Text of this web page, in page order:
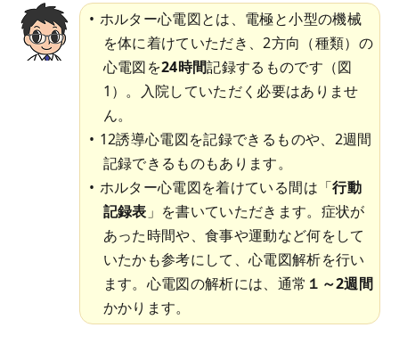
ホルター心電図とは、電極と小型の機械
を体に着けていただき、2方向（種類）の
心電図を24時間記録するものです（図
1）。入院していただく必要はありませ
ん。
12誘導心電図を記録できるものや、2週間
記録できるものもあります。
ホルター心電図を着けている間は「行動
記録表 」を書いていただきます。症状が
あった時間や、食事や運動など何をして
いたかも参考にして、心電図解析を行い
ます。心電図の解析には、通常 １～2週間
かかります。